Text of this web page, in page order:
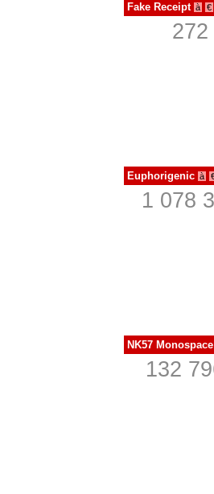
Fake Receipt à €
Euphorigenic à
1 078
NK57 Monospace
132